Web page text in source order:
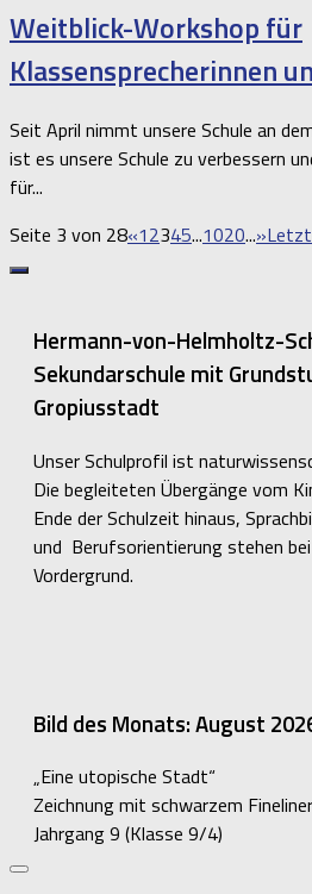
Weitblick-Workshop für
Klassensprecherinnen
Seit April nimmt unsere Schule an
ist es unsere Schule zu verbessern
für...
Seite 3 von 28«12345...1020...»
Hermann-von-Helmholtz-
Sekundarschule mit
Gropiusstadt
Unser Schulprofil ist
Die begleiteten Übergänge vom
Ende der Schulzeit hinaus,
und Berufsorientierung stehen
Vordergrund.
Bild des Monats: August
„Eine utopische Stadt“
Zeichnung mit schwarzem Fineliner
Jahrgang 9 (Klasse 9/4)